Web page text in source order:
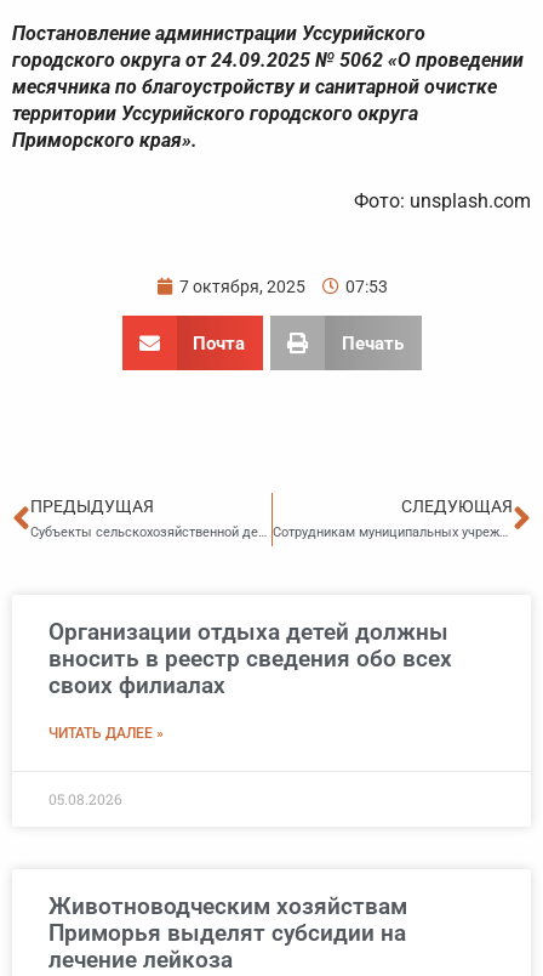
Постановление администрации Уссурийского
городского округа от 24.09.2025 № 5062 «О проведении
месячника по благоустройству и санитарной очистке
территории Уссурийского городского округа
Приморского края».
Фото: unsplash.com
7 октября, 2025 07:53
Почта Печать
Пред
ПРЕДЫДУЩАЯ
Субъекты сельскохозяйственной деятельности получат субсидии на производство приоритетных культур
СЛЕДУЮЩАЯ
Сотрудникам муниципальных учреждений Владивостока проиндексируют оклады
Организации отдыха детей должны
вносить в реестр сведения обо всех
своих филиалах
ЧИТАТЬ ДАЛЕЕ »
05.08.2026
Животноводческим хозяйствам
Приморья выделят субсидии на
лечение лейкоза